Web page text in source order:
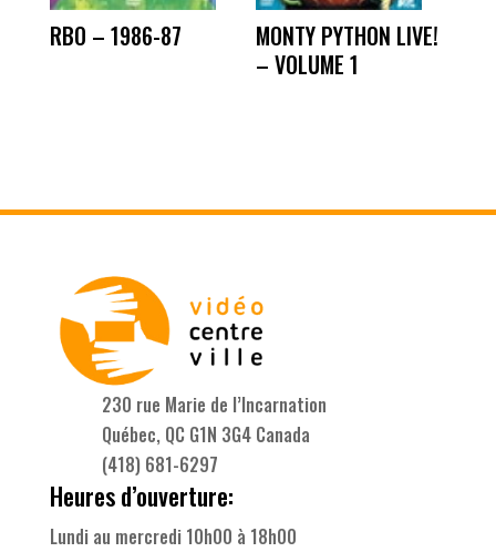
RBO – 1986-87
MONTY PYTHON LIVE!
– VOLUME 1
230 rue Marie de l’Incarnation
Québec, QC G1N 3G4 Canada
(418) 681-6297
Heures d’ouverture:
Lundi au mercredi 10h00 à 18h00